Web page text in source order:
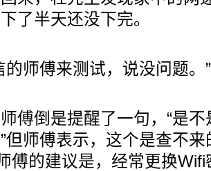
了半天还没下完。
的师傅来测试，说没问题。
傅倒是提醒了一句，“是
但师傅表示，这个是查不
傅的建议是，经常更换Wifi